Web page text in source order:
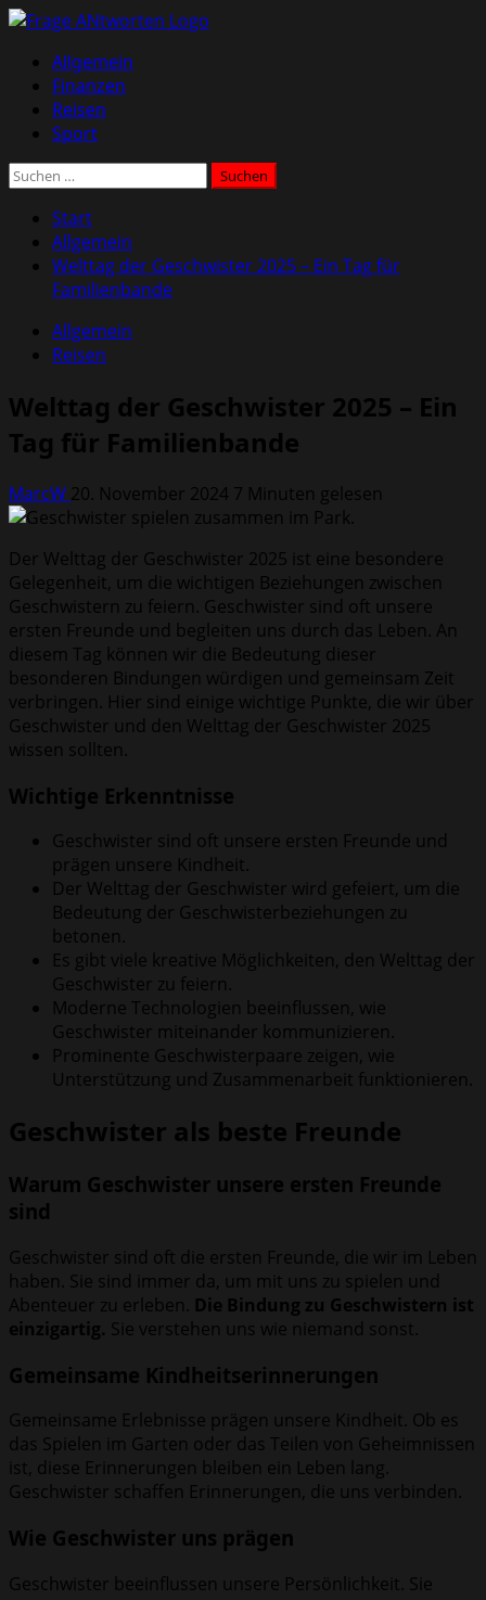
Zum
springen
Primäres
Menü
Allgemein
Finanzen
Reisen
Sport
Suchen
Start
Allgemein
Welttag der Geschwister 2025 – Ein Tag für
Familienbande
Allgemein
Reisen
Welttag der Geschwister 2025 – Ein
Tag für Familienbande
MarcW 20. November 2024 7 Minuten gelesen
Der Welttag der Geschwister 2025 ist eine besondere
Gelegenheit, um die wichtigen Beziehungen zwischen
Geschwistern zu feiern. Geschwister sind oft unsere
ersten Freunde und begleiten uns durch das Leben. An
diesem Tag können wir die Bedeutung dieser
besonderen Bindungen würdigen und gemeinsam Zeit
verbringen. Hier sind einige wichtige Punkte, die wir über
Geschwister und den Welttag der Geschwister 2025
wissen sollten.
Wichtige Erkenntnisse
Geschwister sind oft unsere ersten Freunde und
prägen unsere Kindheit.
Der Welttag der Geschwister wird gefeiert, um die
Bedeutung der Geschwisterbeziehungen zu
betonen.
Es gibt viele kreative Möglichkeiten, den Welttag der
Geschwister zu feiern.
Moderne Technologien beeinflussen, wie
Geschwister miteinander kommunizieren.
Prominente Geschwisterpaare zeigen, wie
Unterstützung und Zusammenarbeit funktionieren.
Geschwister als beste Freunde
Warum Geschwister unsere ersten Freunde
sind
Geschwister sind oft die ersten Freunde, die wir im Leben
haben. Sie sind immer da, um mit uns zu spielen und
Abenteuer zu erleben. Die Bindung zu Geschwistern ist
einzigartig. Sie verstehen uns wie niemand sonst.
Gemeinsame Kindheitserinnerungen
Gemeinsame Erlebnisse prägen unsere Kindheit. Ob es
das Spielen im Garten oder das Teilen von Geheimnissen
ist, diese Erinnerungen bleiben ein Leben lang.
Geschwister schaffen Erinnerungen, die uns verbinden.
Wie Geschwister uns prägen
Geschwister beeinflussen unsere Persönlichkeit. Sie